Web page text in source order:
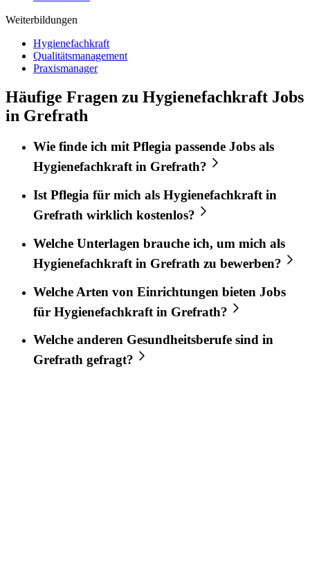
Weiterbildungen
Hygienefachkraft
Qualitätsmanagement
Praxismanager
Häufige Fragen zu Hygienefachkraft Jobs
in Grefrath
Wie finde ich mitPflegia passende Jobs als
Hygienefachkraftin Grefrath?
Ist Pflegia für mich als Hygienefachkraft in
Grefrath wirklich kostenlos?
Welche Unterlagen brauche ich, um mich als
Hygienefachkraft in Grefrath zu bewerben?
Welche Arten von Einrichtungen bieten Jobs
für Hygienefachkraft in Grefrath?
Welche anderen Gesundheitsberufe sind in
Grefrath gefragt?